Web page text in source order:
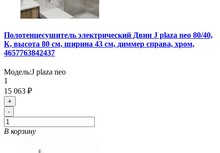
Полотенцесушитель электрический Двин J plaza neo 80/40,
К, высота 80 см, ширина 43 см, диммер справа, хром,
4657763842437
Модель:J plaza neo
1
15 063 ₽
+
-
В корзину